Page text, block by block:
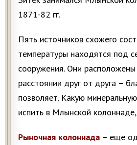
1871-82 гг.
Пять источников схожего
температуры находятся под
сооружения. Они
расстоянии друг от друга –
позволяет. Какую
испить в Млынской
Рыночная колоннада – еще